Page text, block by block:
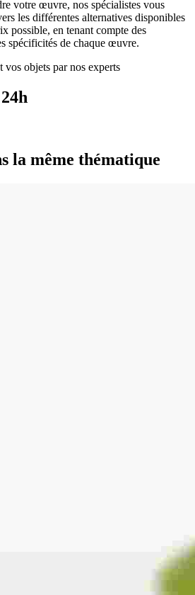
votre œuvre, nos spécialistes vous
les différentes alternatives disponibles
possible, en tenant compte des
spécificités de chaque œuvre.
vos objets par nos experts
la même thématique